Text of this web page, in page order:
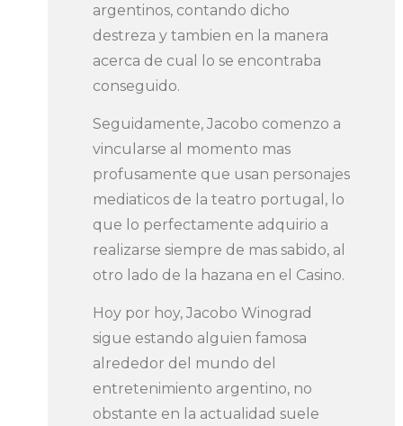
argentinos, contando dicho
destreza y tambien en la manera
acerca de cual lo se encontraba
conseguido.
Seguidamente, Jacobo comenzo a
vincularse al momento mas
profusamente que usan personajes
mediaticos de la teatro portugal, lo
que lo perfectamente adquirio a
realizarse siempre de mas sabido, al
otro lado de la hazana en el Casino.
Hoy por hoy, Jacobo Winograd
sigue estando alguien famosa
alrededor del mundo del
entretenimiento argentino, no
obstante en la actualidad suele